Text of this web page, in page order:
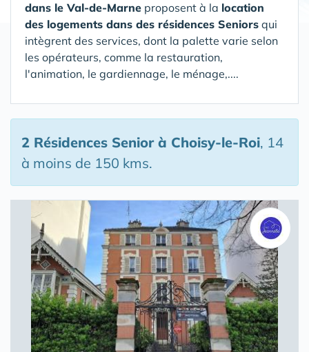
dans le Val-de-Marne proposent à la location
des logements dans des résidences Seniors qui
intègrent des services, dont la palette varie selon
les opérateurs, comme la restauration,
l'animation, le gardiennage, le ménage,....
2 Résidences Seniorà Choisy-le-Roi, 14
à moins de 150 kms.